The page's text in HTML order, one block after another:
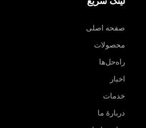
صفحه اصلی
محصولات
راه‌حل‌ها
اخبار
خدمات
دربارهٔ ما